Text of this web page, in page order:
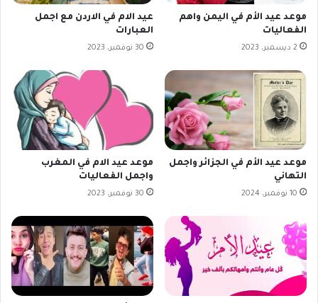
موعد عيد الأم في اليمن واهم
الفعاليات
2 ديسمبر، 2023
عيد الام في الاردن مع اجمل
العبارات
30 نوفمبر، 2023
موعد عيد الأم في الجزائر واجمل
التهاني
10 نوفمبر، 2024
موعد عيد الام في المغرب
واجمل الفعاليات
30 نوفمبر، 2023